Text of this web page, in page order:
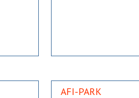
AFI-PARK